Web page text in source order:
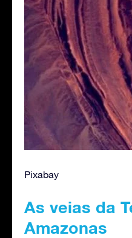
Pixabay
As veias da
Amazonas